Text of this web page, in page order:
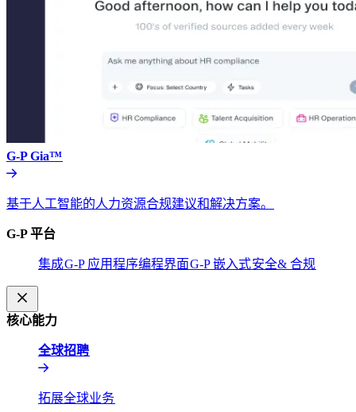
G-P Gia™​​
基于人工智能的人力资源合规建议和解决方案。​​
G-P 平台​​
集成​​G-P 应用程序编程界面​​G-P 嵌入式​​安全& 合规​​
核心能力​​
全球招聘​​
拓展全球业务​​